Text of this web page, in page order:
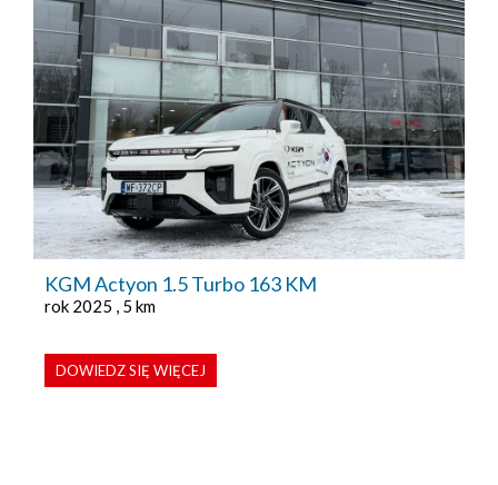
KGM Actyon 1.5 Turbo 163 KM
rok 2025 , 5 km
DOWIEDZ SIĘ WIĘCEJ